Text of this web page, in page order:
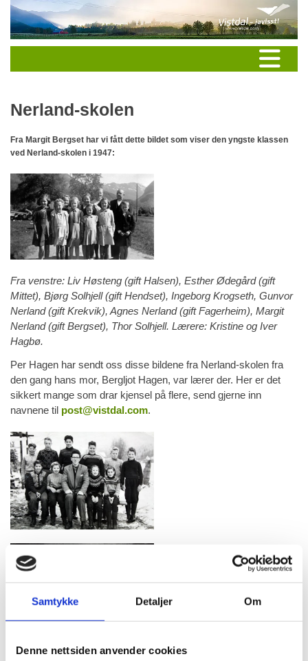
Samtykke Detaljer Om
Denne nettsiden anvender cookies
Nerland-skolen
Fra Margit Bergset har vi fått dette bildet som viser den yngste klassen
ved Nerland-skolen i 1947:
Fra venstre: Liv Høsteng (gift Halsen), Esther Ødegård (gift
Mittet), Bjørg Solhjell (gift Hendset), Ingeborg Krogseth, Gunvor
Nerland (gift Krekvik), Agnes Nerland (gift Fagerheim), Margit
Nerland (gift Bergset), Thor Solhjell. Lærere: Kristine og Iver
Hagbø.
Per Hagen har sendt oss disse bildene fra Nerland-skolen fra
den gang hans mor, Bergljot Hagen, var lærer der. Her er det
sikkert mange som drar kjensel på flere, send gjerne inn
navnene til post@vistdal.com.